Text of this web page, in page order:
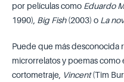
por películas como Eduardo
1990), Big Fish(2003) o La
Puede que más desconocida
microrrelatos y poemas
cortometraje, Vincent(Tim